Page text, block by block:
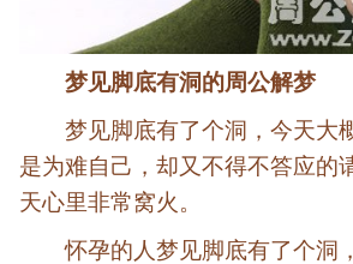
梦见脚底有洞的周公解梦
梦见脚底有了个洞，今天大
是为难自己，却又不得不答应的
天心里非常窝火。
怀孕的人梦见脚底有了个洞